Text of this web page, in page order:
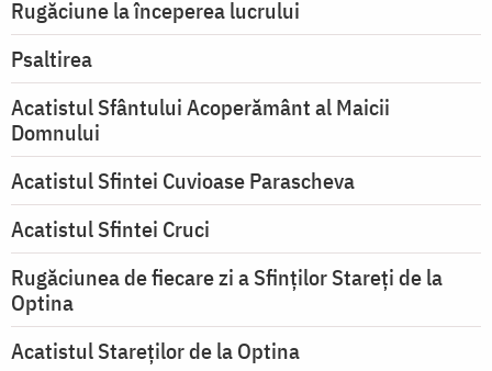
Rugăciune la începerea lucrului
Psaltirea
Acatistul Sfântului Acoperământ al Maicii
Domnului
Acatistul Sfintei Cuvioase Parascheva
Acatistul Sfintei Cruci
Rugăciunea de fiecare zi a Sfinților Stareți de la
Optina
Acatistul Stareţilor de la Optina